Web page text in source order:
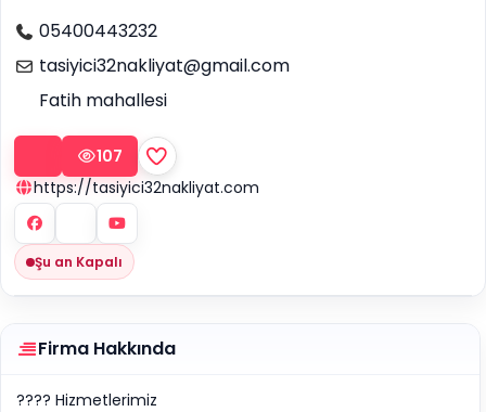
05400443232
tasiyici32nakliyat@gmail.com
Fatih mahallesi
107
https://tasiyici32nakliyat.com
Şu an Kapalı
Firma Hakkında
????️ Hizmetlerimiz